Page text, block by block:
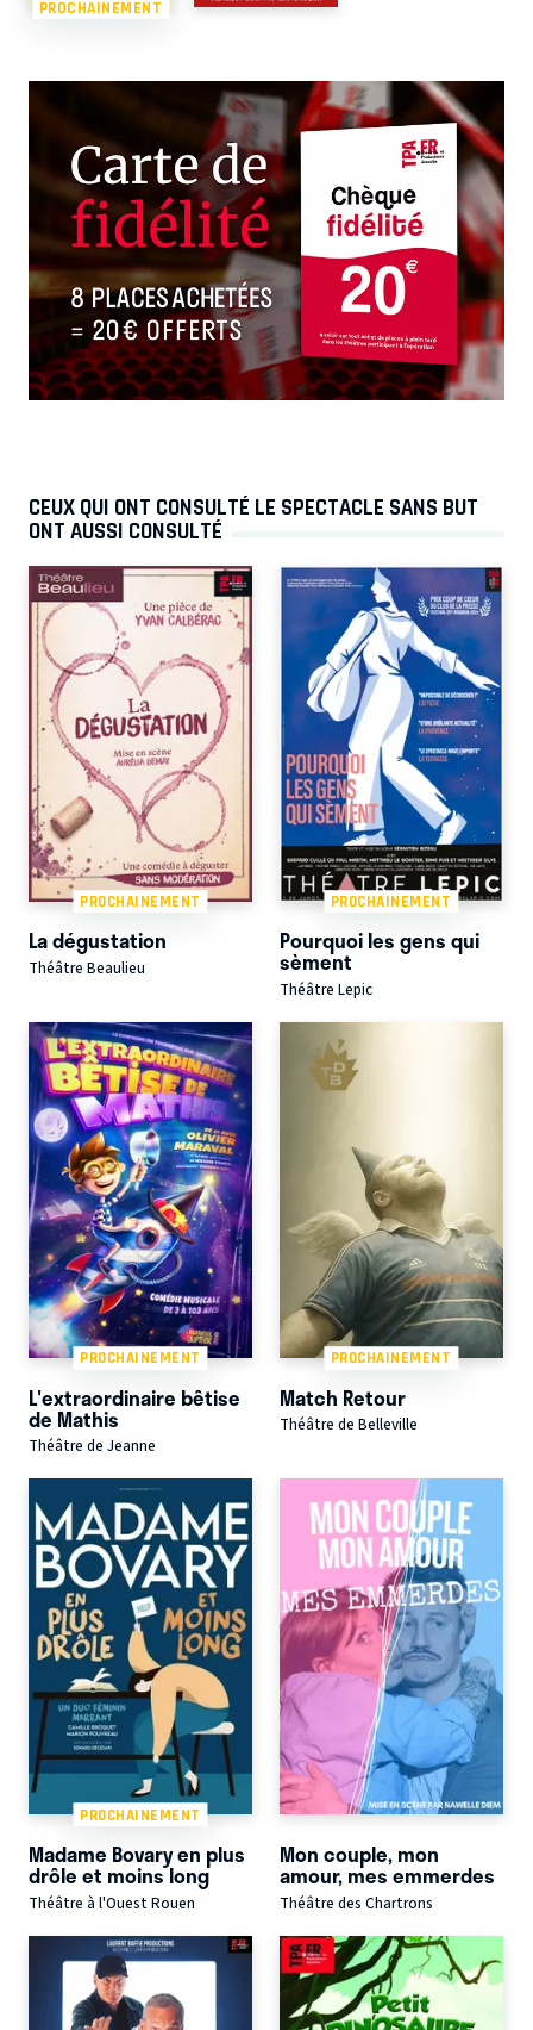
PROCHAINEMENT
CEUX QUI ONT CONSULTÉ LE SPECTACLE SANS BUT
ONT AUSSI CONSULTÉ
PROCHAINEMENT
La dégustation
Théâtre Beaulieu
PROCHAINEMENT
Pourquoi les gens qui
sèment
Théâtre Lepic
PROCHAINEMENT
L'extraordinaire bêtise
de Mathis
Théâtre de Jeanne
PROCHAINEMENT
Match Retour
Théâtre de Belleville
PROCHAINEMENT
Madame Bovary en plus
drôle et moins long
Théâtre à l'Ouest Rouen
Mon couple, mon
amour, mes emmerdes
Théâtre des Chartrons